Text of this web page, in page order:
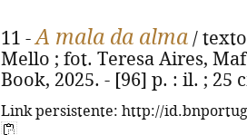
11 -A mala da alma /
Mello ; fot. Teresa Aires,
Book, 2025. - [96] p. : il. ; 25
Link persistente: http://